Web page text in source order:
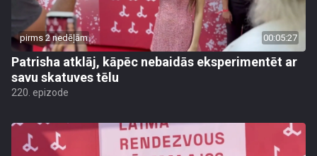
pirms 2 nedēļām 00:05:27
Patrisha atklāj, kāpēc nebaidās eksperimentēt ar
savu skatuves tēlu
220. epizode